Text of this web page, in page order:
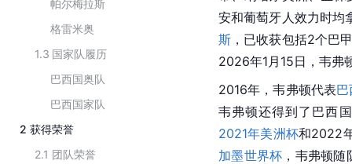
帕尔梅拉斯
格雷米奥
1.3 国家队履历
巴西国奥队
巴西国家队
2 获得荣誉
2.1 团队荣誉
安和葡萄牙人效力时均
斯 ，已收获包括2个巴
2026年1月15日，韦弗
2016年，韦弗顿代表
韦弗顿还得到了巴西
2021年美洲杯和2022
加墨世界杯 ，韦弗顿